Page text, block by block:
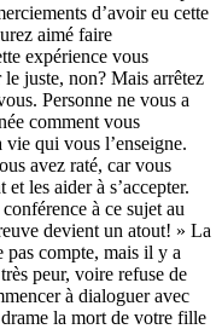
d’avoir eu cette
aimé faire
expérience vous
juste, non? Mais arrêtez
Personne ne vous a
comment vous
qui vous l’enseigne.
avez raté, car vous
les aider à s’accepter.
à ce sujet au
devient un atout! » La
pas compte, mais il y a
peur, voire refuse de
à dialoguer avec
la mort de votre fille